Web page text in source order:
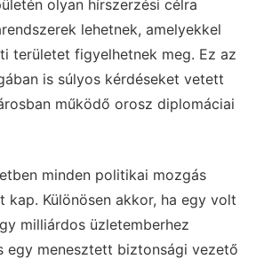
olyan hírszerzési célra
lehetnek, amelyekkel
területet figyelhetnek meg. Ez az
is súlyos kérdéseket vetett
működő orosz diplomáciai
minden politikai mozgás
kap. Különösen akkor, ha egy volt
milliárdos üzletemberhez
egy menesztett biztonsági vezető